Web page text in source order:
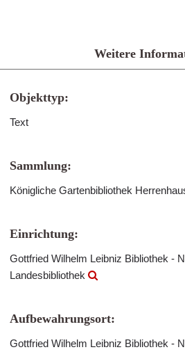
Weitere
Objekttyp:
Text
Sammlung:
Königliche Gartenbibliothek
Einrichtung:
Gottfried Wilhelm Leibniz Bibliothek -
Landesbibliothek
Aufbewahrungsort:
Gottfried Wilhelm Leibniz Bibliothek -